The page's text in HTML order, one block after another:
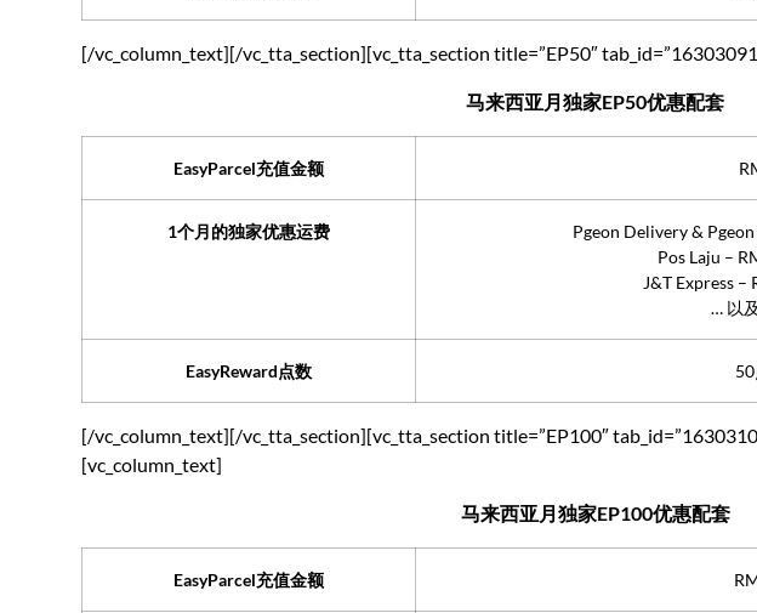
[/vc_column_text][/vc_tta_section][vc_tta_section title=”EP50″
马来西亚月独家EP50优惠配套
EasyParcel充值金额
1个月的独家优惠运费
Pgeon Delivery &
Pos Laju –
J&T Express –
… 以
EasyReward点数
[/vc_column_text][/vc_tta_section][vc_tta_section title=”EP100″
[vc_column_text]
马来西亚月独家EP100优惠配套
EasyParcel充值金额